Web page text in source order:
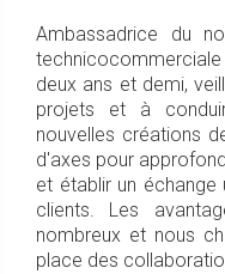
Ambassadrice du
deux ans et demi,
projets et à
nouvelles créations
d'axes pour
et établir un
clients. Les
nombreux et nous
place des